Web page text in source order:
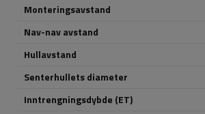
Monteringsavstand
Nav-nav avstand
Hullavstand
Senterhullets diameter
Inntrengningsdybde (ET)